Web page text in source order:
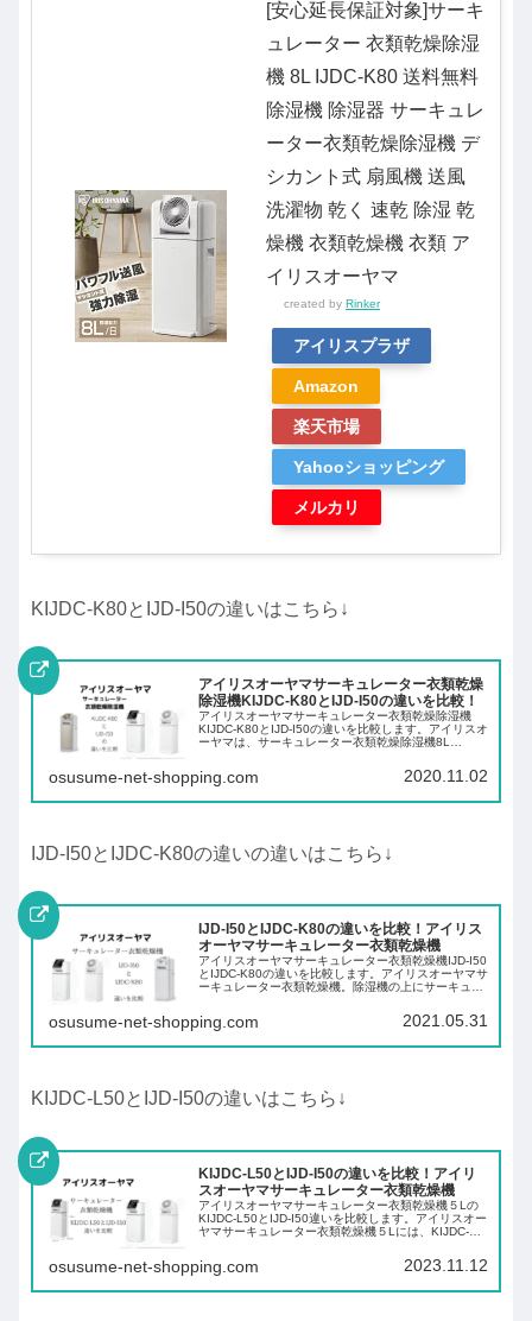
[安心延長保証対象]サーキ
ュレーター 衣類乾燥除湿
機 8L IJDC-K80 送料無料
除湿機 除湿器 サーキュレ
ーター衣類乾燥除湿機 デ
シカント式 扇風機 送風
洗濯物 乾く 速乾 除湿 乾
燥機 衣類乾燥機 衣類 ア
イリスオーヤマ
created by Rinker
アイリスプラザ
Amazon
楽天市場
Yahooショッピング
メルカリ
KIJDC-K80とIJD-I50の違いはこちら↓
アイリスオーヤマサーキュレーター衣類乾燥
除湿機KIJDC-K80とIJD-I50の違いを比較！
アイリスオーヤマサーキュレーター衣類乾燥除湿機
KIJDC-K80とIJD-I50の違いを比較します。アイリスオ
ーヤマは、サーキュレーター衣類乾燥除湿機8L
osusume-net-shopping.com 2020.11.02
IJD-I50とIJDC-K80の違いの違いはこちら↓
IJD-I50とIJDC-K80の違いを比較！アイリス
オーヤマサーキュレーター衣類乾燥機
アイリスオーヤマサーキュレーター衣類乾燥機IJD-I50
とIJDC-K80の違いを比較します。アイリスオーヤマサ
ーキュレーター衣類乾燥機。除湿機の上にサーキュレ
家電です。除湿機とサーキュレータ...
osusume-net-shopping.com 2021.05.31
KIJDC-L50とIJD-I50の違いはこちら↓
KIJDC-L50とIJD-I50の違いを比較！アイリ
スオーヤマサーキュレーター衣類乾燥機
アイリスオーヤマサーキュレーター衣類乾燥機５Lの
KIJDC-L50とIJD-I50違いを比較します。アイリスオー
ヤマサーキュレーター衣類乾燥機５Lには、KIJDC-
がよく分からないの...
osusume-net-shopping.com 2023.11.12